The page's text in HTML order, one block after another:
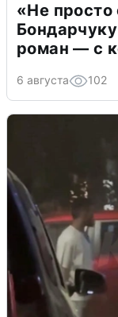
«Не
роман — с
6 августа 102